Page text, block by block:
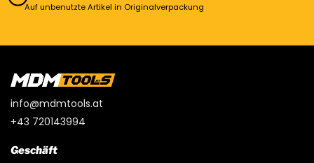
Auf unbenutzte Artikel in Originalverpackung
info@mdmtools.at
+43 720143994
Geschäft